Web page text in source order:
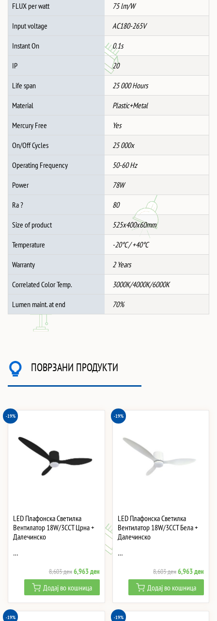
FLUX per watt 75 lm/W
Input voltage AC180-265V
Instant On 0.1s
IP 20
Life span 25 000 Hours
Material Plastic+Metal
Mercury Free Yes
On/Off Cycles 25 000x
Operating Frequency 50-60 Hz
Power 78W
Ra ? 80
Size of product 525x400x60mm
Temperature -20°C / +40°C
Warranty 2 Years
Correlated Color Temp. 3000K/4000K/6000K
Lumen maint. at end 70%
ПОВРЗАНИ ПРОДУКТИ
-19%
LED Плафонска Светилка
Вентилатор 18W/3CCT Црна +
Далечинско
…
8,603денOriginal
price
was:
8,603 ден.
6,963денCurrent
price
is:
6,963 ден.
Додај во кошница
-19%
LED Плафонска Светилка
Вентилатор 18W/3CCT Бела +
Далечинско
…
8,603денOriginal
price
was:
8,603 ден.
6,963ден
price
is:
Додај во кошница
-19% -19%